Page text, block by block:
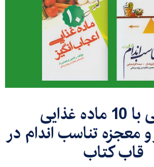
آشنایی با 10 ماده غذایی
و معجزه تناسب اندام در
قاب کتاب